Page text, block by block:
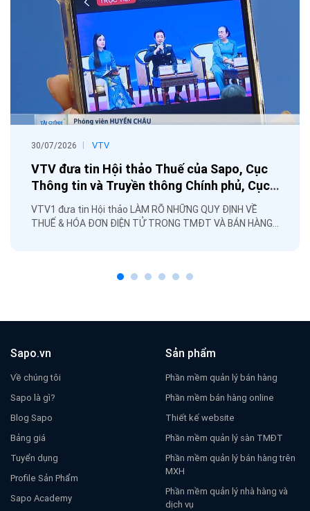
30/07/2026 | VTV
VTV đưa tin Hội thảo Thuế của Sapo, Cục
Thông tin và Truyền thông Chính phủ, Cục
Thuế
VTV1 đưa tin Hội thảo LÀM RÕ NHỮNG QUY ĐỊNH VỀ
THUẾ & HÓA ĐƠN ĐIỆN TỬ TRONG TMĐT VÀ BÁN HÀNG
Sapo.vn
Về chúng tôi
Sapo là gì?
Blog Sapo
Bảng giá
Tuyển dụng
Profile Sản Phẩm
Sapo Academy
Sản phẩm
Phần mềm quản lý bán hàng
Phần mềm bán hàng online
Thiết kế website
Phần mềm quản lý sàn TMĐT
Phần mềm quản lý bán hàng trên
MXH
Phần mềm quản lý nhà hàng và
dịch vụ